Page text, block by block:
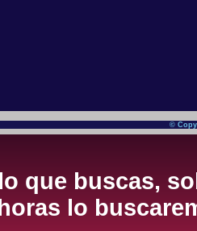
©
que buscas,
lo